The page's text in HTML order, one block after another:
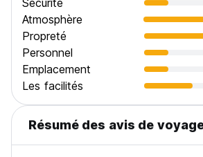
Sécurité
Atmosphère
Propreté
Personnel
Emplacement
Les facilités
Résumé des avis de